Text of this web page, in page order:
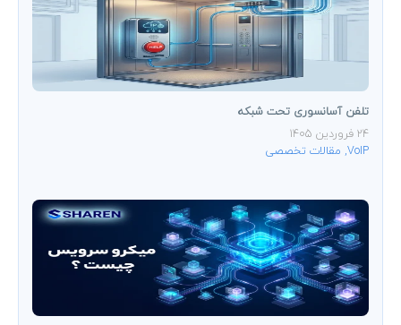
تلفن آسانسوری تحت شبکه
24 فروردین 1405
VoIP
, مقالات تخصصی